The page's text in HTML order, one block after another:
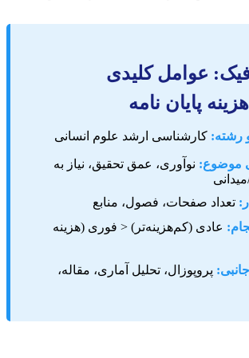
عوامل کلیدی
پایان نامه
رشته: کارشناسی ارشد علوم انسانی
موضوع: نوآوری، عمق تحقیق، نیاز به
تعداد صفحات، فصول، منابع
عادی (کم‌هزینه‌تر) < فوری (هزینه
پروپوزال، تحلیل آماری، مقاله،